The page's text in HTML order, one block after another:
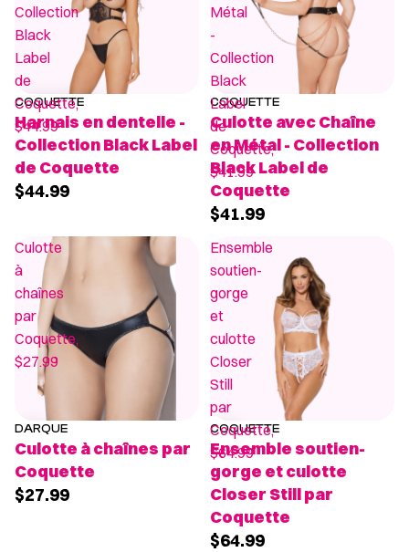
Collection
Black
Label
de
Coquette,
$44.99
COQUETTE
Harnais en dentelle -
Collection Black Label
de Coquette
$44.99
Métal
-
Collection
Black
Label
de
Coquette,
$41.99
COQUETTE
Culotte avec Chaîne
en Métal - Collection
Black Label de
Coquette
$41.99
Culotte
à
chaînes
par
Coquette,
$27.99
DARQUE
Culotte à chaînes par
Coquette
$27.99
Ensemble
soutien-
gorge
et
culotte
Closer
Still
par
Coquette,
$64.99
COQUETTE
Ensemble soutien-
gorge et culotte
Closer Still par
Coquette
$64.99